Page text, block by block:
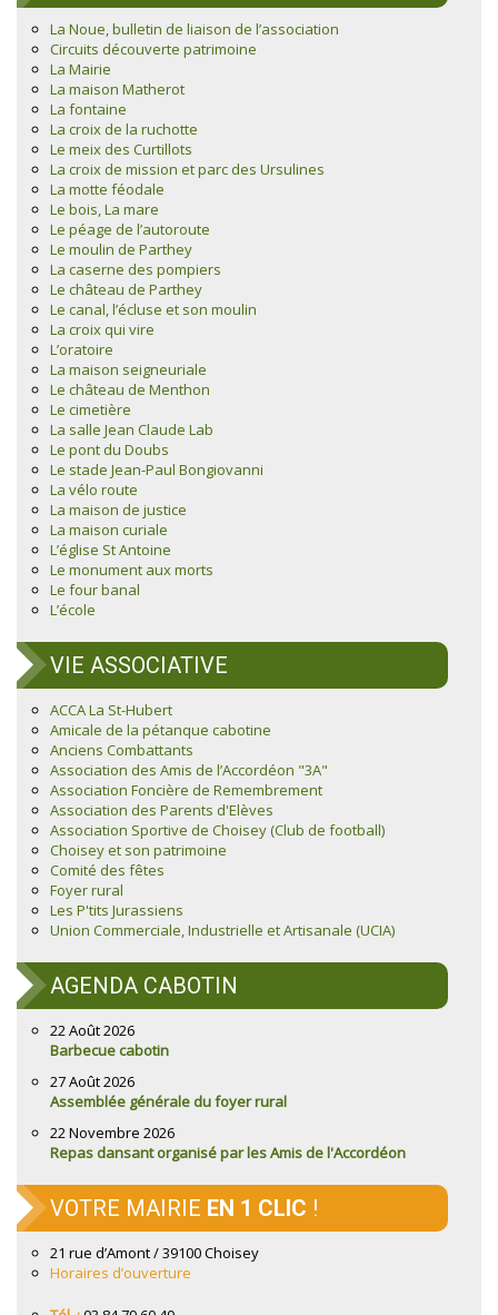
La Noue, bulletin de liaison de l’association
Circuits découverte patrimoine
La Mairie
La maison Matherot
La fontaine
La croix de la ruchotte
Le meix des Curtillots
La croix de mission et parc des Ursulines
La motte féodale
Le bois, La mare
Le péage de l’autoroute
Le moulin de Parthey
La caserne des pompiers
Le château de Parthey
Le canal, l’écluse et son moulin
La croix qui vire
L’oratoire
La maison seigneuriale
Le château de Menthon
Le cimetière
La salle Jean Claude Lab
Le pont du Doubs
Le stade Jean-Paul Bongiovanni
La vélo route
La maison de justice
La maison curiale
L’église St Antoine
Le monument aux morts
Le four banal
L’école
VIE ASSOCIATIVE
ACCA La St-Hubert
Amicale de la pétanque cabotine
Anciens Combattants
Association des Amis de l’Accordéon "3A"
Association Foncière de Remembrement
Association des Parents d'Elèves
Association Sportive de Choisey (Club de football)
Choisey et son patrimoine
Comité des fêtes
Foyer rural
Les P'tits Jurassiens
Union Commerciale, Industrielle et Artisanale (UCIA)
AGENDA CABOTIN
22 Août 2026
Barbecue cabotin
27 Août 2026
Assemblée générale du foyer rural
22 Novembre 2026
Repas dansant organisé par les Amis de l'Accordéon
VOTRE MAIRIE EN 1 CLIC !
21 rue d’Amont / 39100 Choisey
Horaires d’ouverture